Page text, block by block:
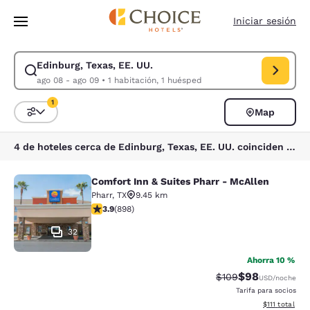
Pasar A Contenido Principal
Iniciar sesión
Edinburg, Texas, EE. UU.
ago 08 - ago 09• 1 habitación, 1 huésped
Modificar la búsqueda de Edinburg, Texas, EE. UU.. Fecha de check-
Ordenar y filtrar
1
Map
4 de hoteles cerca de Edinburg, Texas, EE. UU. coinciden con tus filtros
Comfort Inn & Suites Pharr -
32
Comfort Inn & Suites Pharr - McAllen
Pharr, TX
9.45 km
calificación de 3.92 estrellas. Bueno. 898 reseñas
3.9(898)
Ahorra 10 %
Precio tachado:
$109Precio con
$98USD/noche
Tarifa para socios
Ver detalles
$111 total